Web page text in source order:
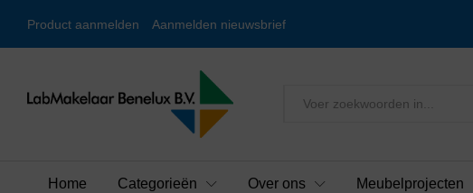
Product aanmelden Aanmelden nieuwsbrief
Alles
Home Categorieën Over ons Meubelprojecten